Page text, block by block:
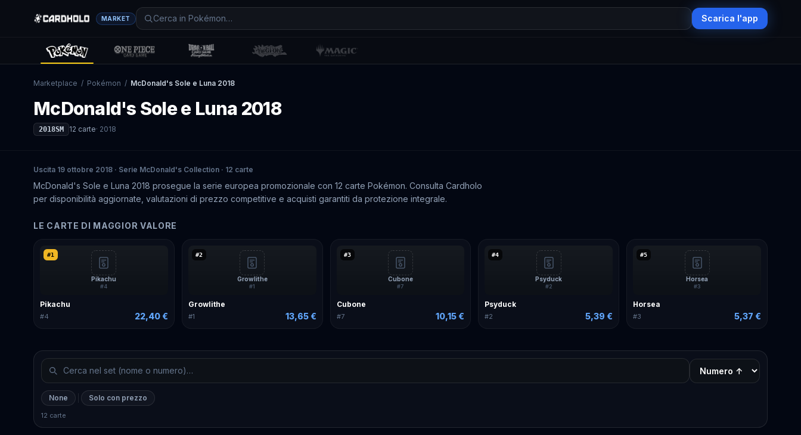
MARKET Scarica l'app
Marketplace / Pokémon / McDonald's Sole e Luna 2018
McDonald's Sole e Luna 2018
2018SM 12 carte· 2018
Uscita 19 ottobre 2018 · Serie McDonald's Collection · 12 carte
McDonald's Sole e Luna 2018 prosegue la serie europea promozionale con 12 carte Pokémon. Consulta Cardholo
per disponibilità aggiornate, valutazioni di prezzo competitive e acquisti garantiti da protezione integrale.
LE CARTE DI MAGGIOR VALORE
Pikachu
#4
#1
Pikachu
#4 22,40 €
Growlithe
#1
#2
Growlithe
#1 13,65 €
Cubone
#7
#3
Cubone
#7 10,15 €
Psyduck
#2
#4
Psyduck
#2 5,39 €
Horsea
#3
#5
Horsea
#3 5,37 €
None Solo con prezzo
12 carte